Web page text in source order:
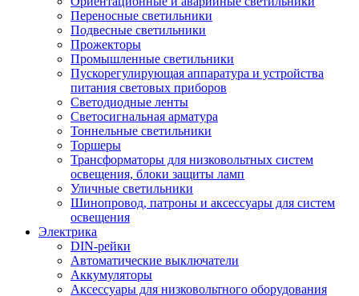
Переносные светильники
Подвесные светильники
Прожекторы
Промышленные светильники
Пускорегулирующая аппаратура и устройства
питания световых приборов
Светодиодные ленты
Светосигнальная арматура
Тоннельные светильники
Торшеры
Трансформаторы для низковольтных систем
освещения, блоки защиты ламп
Уличные светильники
Шинопровод, патроны и аксессуары для систем
освещения
Электрика
DIN-рейки
Автоматические выключатели
Аккумуляторы
Аксессуары для низковольтного оборудования